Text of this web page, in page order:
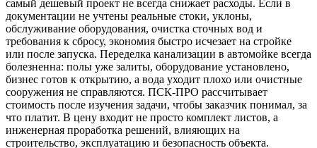
самый дешевый проект не всегда снижает расходы. Если в
документации не учтены реальные стоки, уклоны,
обслуживание оборудования, очистка сточных вод и
требования к сбросу, экономия быстро исчезает на стройке
или после запуска. Переделка канализации в автомойке всегда
болезненна: полы уже залиты, оборудование установлено,
бизнес готов к открытию, а вода уходит плохо или очистные
сооружения не справляются. ПСК-ПРО рассчитывает
стоимость после изучения задачи, чтобы заказчик понимал, за
что платит. В цену входит не просто комплект листов, а
инженерная проработка решений, влияющих на
строительство, эксплуатацию и безопасность объекта.